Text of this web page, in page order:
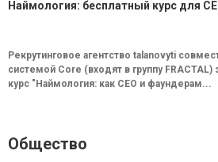
Наймология: бесплатный курс для
Рекрутинговое агентство talanovyti
системой Core (входят в группу FRACTAL)
курс "Наймология: как СEO и фаундерам...
Общество